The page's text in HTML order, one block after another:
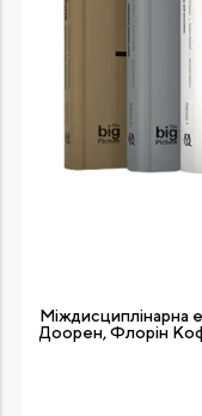
Міждисциплінарна
Доорен, Флорін